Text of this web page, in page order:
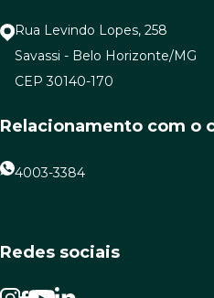
Rua Levindo Lopes, 258
Savassi - Belo Horizonte/MG
CEP 30140-170
Relacionamento com o
4003-3384
Redes sociais